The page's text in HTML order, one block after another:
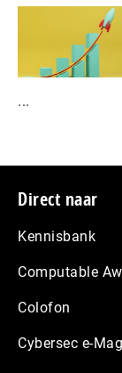
...
Footer
Direct naar
Kennisbank
Computable
Colofon
Cybersec e-